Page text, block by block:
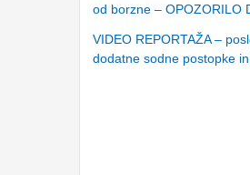
od borzne – OPOZORILO
VIDEO REPORTAŽA –
dodatne sodne postopke